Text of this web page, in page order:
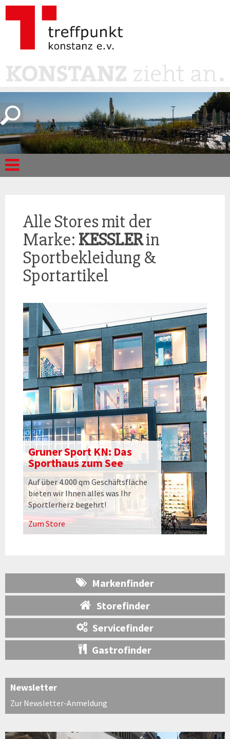
Alle Stores mit der
Marke: KESSLERin
Sportbekleidung &
Sportartikel
Gruner Sport KN: Das
Sporthaus zum See
Auf über 4.000 qm Geschäftsfläche
bieten wir Ihnen alles was Ihr
Sportlerherz begehrt!
Zum Store
Markenfinder
Storefinder
Servicefinder
Gastrofinder
Newsletter
Zur Newsletter-Anmeldung